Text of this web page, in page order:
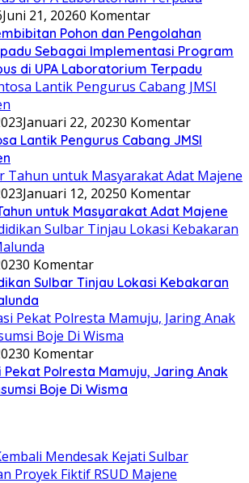
Juni 21, 20260 Komentar
Pohon dan Pengolahan
Sebagai Implementasi Program
di UPA Laboratorium Terpadu
Januari 22, 20230 Komentar
Lantik Pengurus Cabang JMSI
Januari 12, 20250 Komentar
untuk Masyarakat Adat Majene
0 Komentar
Sulbar Tinjau Lokasi Kebakaran
0 Komentar
Pekat Polresta Mamuju, Jaring Anak
Boje Di Wisma